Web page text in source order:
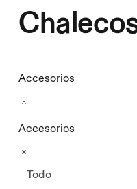
Accesorios
Accesorios
Todo